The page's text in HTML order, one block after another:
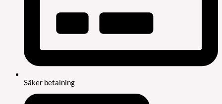
Säker betalning